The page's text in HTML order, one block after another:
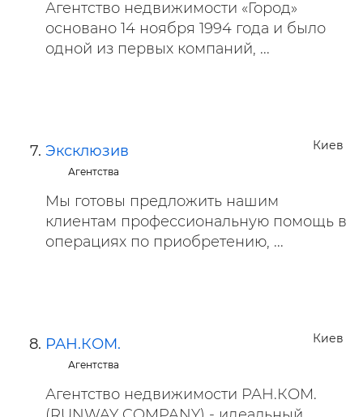
Агентство недвижимости «Город»
основано 14 ноября 1994 года и было
одной из первых компаний, ...
Киев
Эксклюзив
Агентства
Мы готовы предложить нашим
клиентам профессиональную помощь в
операциях по приобретению, ...
Киев
РАН.КОМ.
Агентства
Агентство недвижимости РАН.КОМ.